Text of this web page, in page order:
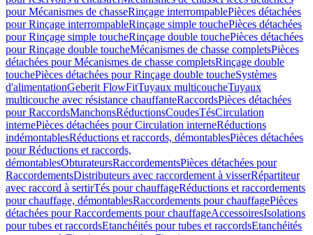
pour Mécanismes de chasseRinçage interrompablePièces détachées
pour Rinçage interrompableRinçage simple touchePièces détachées
pour Rinçage simple toucheRinçage double touchePièces détachées
pour Rinçage double toucheMécanismes de chasse completsPièces
détachées pour Mécanismes de chasse completsRinçage double
touchePièces détachées pour Rinçage double toucheSystèmes
d'alimentationGeberit FlowFitTuyaux multicoucheTuyaux
multicouche avec résistance chauffanteRaccordsPièces détachées
pour RaccordsManchonsRéductionsCoudesTésCirculation
internePièces détachées pour Circulation interneRéductions
indémontablesRéductions et raccords, démontablesPièces détachées
pour Réductions et raccords,
démontablesObturateursRaccordementsPièces détachées pour
RaccordementsDistributeurs avec raccordement à visserRépartiteur
avec raccord à sertirTés pour chauffageRéductions et raccordements
pour chauffage, démontablesRaccordements pour chauffagePièces
détachées pour Raccordements pour chauffageAccessoiresIsolations
pour tubes et raccordsEtanchéités pour tubes et raccordsEtanchéités